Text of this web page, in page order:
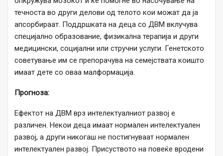
течноста во други делови од телото кои можат да ја
апсорбираат. Поддршката на деца со ДВМ вклучува
специјално образование, физикална терапија и други
медицински, социјални или стручни услуги. Генетското
советување им се препорачува на семејствата коишто
имаат дете со оваа малформација.
Прогноза:
Ефектот на ДВМ врз интелектуалниот развој е
различен. Некои деца имаат нормален интелектуален
развој, а други никогаш не постигнуваат нормален
интелектуален развој. Присуството на повеќе вродени